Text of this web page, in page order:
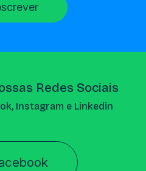
Redes Sociais
Instagram e Linkedin